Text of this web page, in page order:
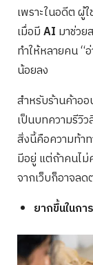
เพราะในอดีต ผู้
เมื่อมีAI มาช่ว
ทำให้หลายคน “
น้อยลง
สำหรับร้านค้าออ
เป็นบทความรีวิ
สิ่งนี้คือความท้า
มีอยู่ แต่ถ้าคนไม่
จากเว็บก็อาจลด
ยากขึ้นในก